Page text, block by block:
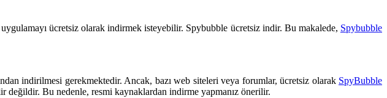
ücretsiz olarak indirmek isteyebilir. Spybubble ücretsiz indir. Bu makalede, Spybubble
indirilmesi gerekmektedir. Ancak, bazı web siteleri veya forumlar, ücretsiz olarak SpyBubble
Bu nedenle, resmi kaynaklardan indirme yapmanız önerilir.